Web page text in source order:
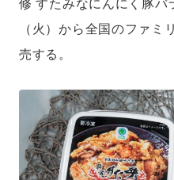
修 すたみなにんにく豚バ
（火）から全国のファミ
売する。